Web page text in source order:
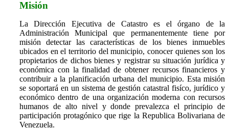
Misión
La Dirección Ejecutiva de Catastro es el órgano de la
Administración Municipal que permanentemente tiene por
misión detectar las características de los bienes inmuebles
ubicados en el territorio del municipio, conocer quienes son los
propietarios de dichos bienes y registrar su situación jurídica y
económica con la finalidad de obtener recursos financieros y
contribuir a la planificación urbana del municipio. Esta misión
se soportará en un sistema de gestión catastral fisíco, jurídico y
económico dentro de una organización moderna con recursos
humanos de alto nivel y donde prevalezca el principio de
participación protagónico que rige la Republica Bolivariana de
Venezuela.